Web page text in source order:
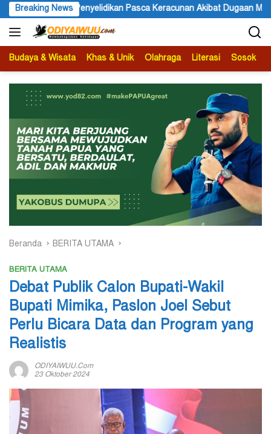
Langsung
ke
konten
Breaking News
Pasca Keracunan Akibat Dugaan Menu MBG di Depapre
Budaya & Wisata Khas & Unik Olahraga Literasi Sosok
Beranda BERITA UTAMA
BERITA UTAMA
Debat Publik Calon Bupati-Wakil
Bupati Mimika, Paslon Joel Sebut
Perlu Bicara Data dan Program yang
Realistis
ODIYAIWUU.com
23 Oktober 2024